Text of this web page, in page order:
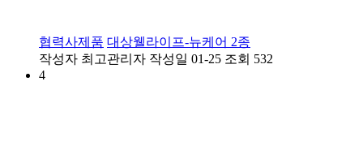
협력사제품 대상웰라이프-뉴케어 2종
작성자 최고관리자 작성일 01-25 조회 532
4